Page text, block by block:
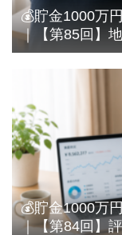
💰貯金1000万
｜【第85回】
ースでよく聞
💰貯金1000万
｜【第84回】